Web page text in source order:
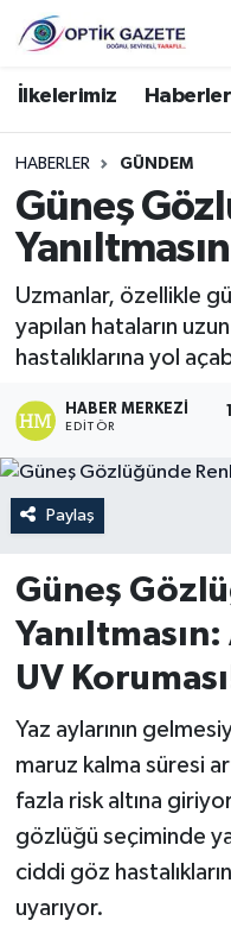
İlkelerimiz Haberler
HABERLER GÜNDEM
Güneş
Yanıltmasın
Uzmanlar, özellikle
yapılan hataların
hastalıklarına yol
HABER MERKEZI
EDITÖR
Paylaş
Güneş
UV
Yaz aylarının
maruz kalma süresi
fazla risk altına
gözlüğü seçiminde
ciddi göz
uyarıyor.
Nöbetçi Eczaneler
Hava Durumu
İstanbul Namaz
Süper Lig Puan
Haber Arşivi